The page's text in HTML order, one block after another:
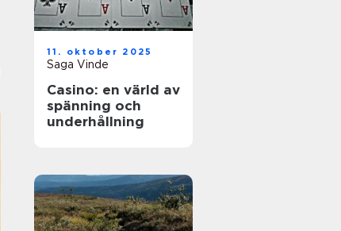
11. oktober 2025
Saga Vinde
Casino: en värld av
spänning och
underhållning